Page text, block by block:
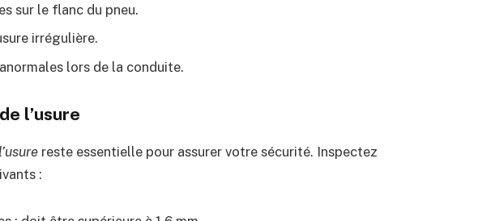
sur le flanc du pneu.
irrégulière.
lors de la conduite.
l’usure
reste essentielle pour assurer votre sécurité. Inspectez
: